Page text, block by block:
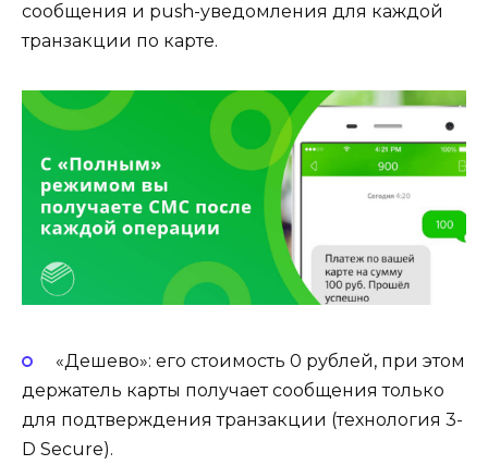
сообщения и push-уведомления для каждой
транзакции по карте.
«Дешево»: его стоимость 0 рублей, при этом
держатель карты получает сообщения только
для подтверждения транзакции (технология 3-
D Secure).